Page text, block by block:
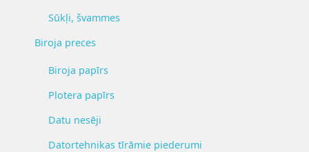
Sūkļi, švammes
Biroja preces
Biroja papīrs
Plotera papīrs
Datu nesēji
Datortehnikas tīrāmie piederumi